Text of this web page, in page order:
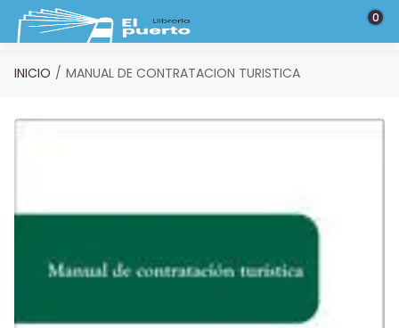
Saltar al contenido principal 0
INICIO MANUAL DE CONTRATACION TURISTICA